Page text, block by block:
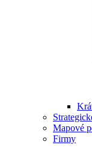
Mapové
Firmy